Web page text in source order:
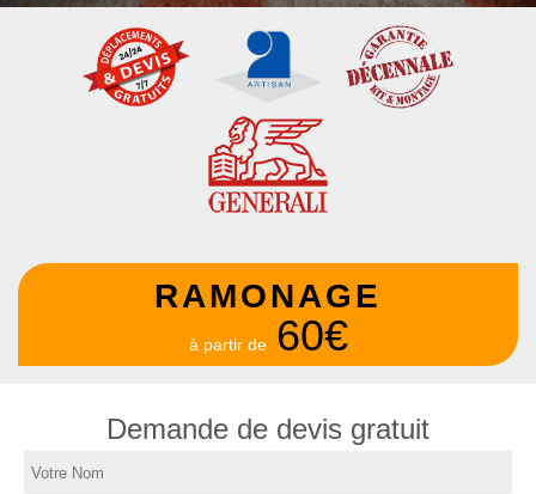
RAMONAGE
à partir de 60€
Demande de devis gratuit